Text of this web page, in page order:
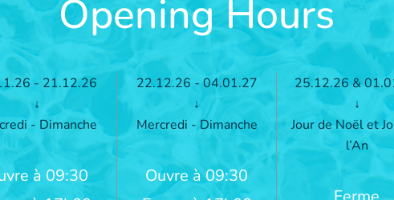
Opening Hours
- 21.12.26
↓
- Dimanche
à 09:30
22.12.26 - 04.01.27
↓
Mercredi - Dimanche
Ouvre à 09:30
25.12.26 &
↓
Jour de Noël et
l’An